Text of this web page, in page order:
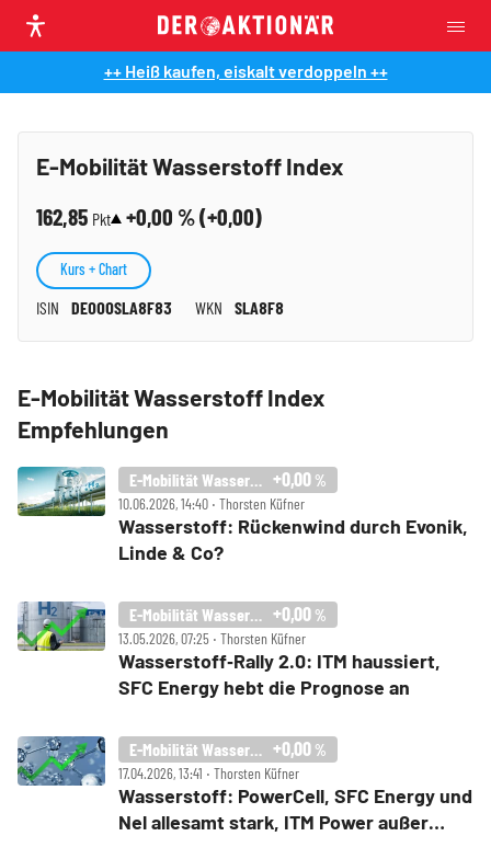
++ Heiß kaufen, eiskalt verdoppeln ++
E-Mobilität Wasserstoff Index
162,85 Pkt +0,00 % (+0,00)
ISIN DE000SLA8F83 WKN SLA8F8
Kurs + Chart
E-Mobilität Wasserstoff Index
Empfehlungen
E-Mobilität Wasserstoff Index +0,00 %
10.06.2026, 14:40 ‧ Thorsten Küfner
Wasserstoff: Rückenwind durch Evonik,
Linde & Co?
E-Mobilität Wasserstoff Index +0,00 %
13.05.2026, 07:25 ‧ Thorsten Küfner
Wasserstoff‑Rally 2.0: ITM haussiert,
SFC Energy hebt die Prognose an
E-Mobilität Wasserstoff Index +0,00 %
17.04.2026, 13:41 ‧ Thorsten Küfner
Wasserstoff: PowerCell, SFC Energy und
Nel allesamt stark, ITM Power außer